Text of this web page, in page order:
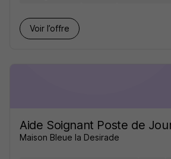
Voir l’offre
Aide Soignant Poste de
Maison Bleue la Desirade